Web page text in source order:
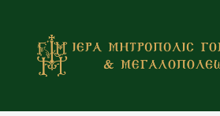
περιεχόμενο